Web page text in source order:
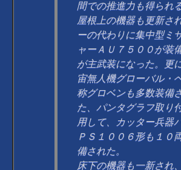
間での推進力も得られる
屋根上の機器も更新さ
ーの代わりに集中型ミ
ャーＡＵ７５００が装
が主武装になった。更
宙無人機グローバル・
称グロベンも多数装備
た、パンタグラフ取り
用して、カッター兵器
ＰＳ１００６形も１０
備された。
床下の機器も一新され